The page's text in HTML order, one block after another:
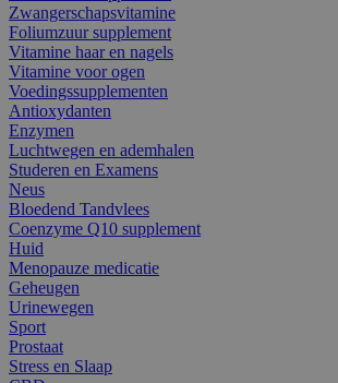
Zwangerschapsvitamine
Foliumzuur supplement
Vitamine haar en nagels
Vitamine voor ogen
Voedingssupplementen
Antioxydanten
Enzymen
Luchtwegen en ademhalen
Studeren en Examens
Neus
Bloedend Tandvlees
Coenzyme Q10 supplement
Huid
Menopauze medicatie
Geheugen
Urinewegen
Sport
Prostaat
Stress en Slaap